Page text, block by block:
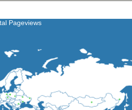
Pageviews